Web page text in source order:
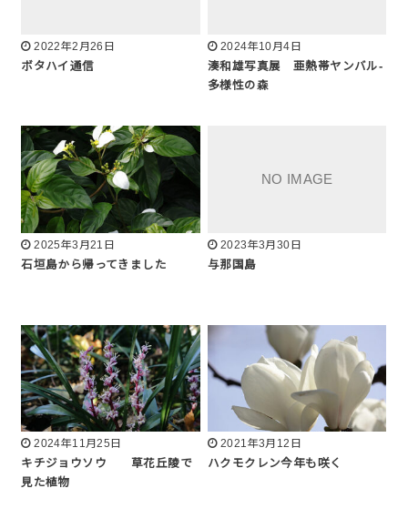
2022年2月26日
ボタハイ通信
2024年10月4日
湊和雄写真展 亜熱帯ヤンバル-
多様性の森
2025年3月21日
石垣島から帰ってきました
2023年3月30日
与那国島
2024年11月25日
キチジョウソウ 草花丘陵で
見た植物
2021年3月12日
ハクモクレン今年も咲く